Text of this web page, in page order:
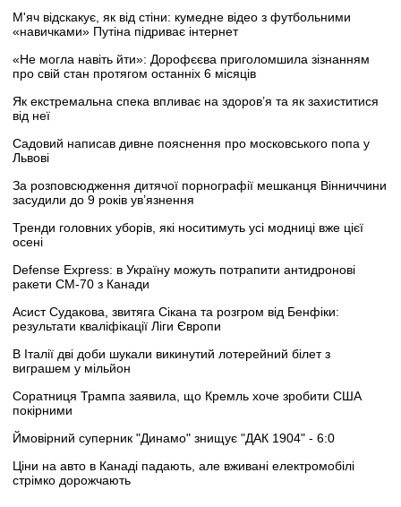
М'яч відскакує, як від стіни: кумедне відео з футбольними
«навичками» Путіна підриває інтернет
«Не могла навіть йти»: Дорофєєва приголомшила зізнанням
про свій стан протягом останніх 6 місяців
Як екстремальна спека впливає на здоров’я та як захиститися
від неї
Садовий написав дивне пояснення про московського попа у
Львові
За розповсюдження дитячої порнографії мешканця Вінниччини
засудили до 9 років ув’язнення
Тренди головних уборів, які носитимуть усі модниці вже цієї
осені
Defense Express: в Україну можуть потрапити антидронові
ракети CM-70 з Канади
Асист Судакова, звитяга Сікана та розгром від Бенфіки:
результати кваліфікації Ліги Європи
В Італії дві доби шукали викинутий лотерейний білет з
виграшем у мільйон
Соратниця Трампа заявила, що Кремль хоче зробити США
покірними
Ймовірний суперник "Динамо" знищує "ДАК 1904" - 6:0
Ціни на авто в Канаді падають, але вживані електромобілі
стрімко дорожчають